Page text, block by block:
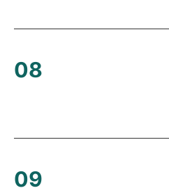
08
09